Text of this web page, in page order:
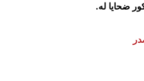
ضحايا له.